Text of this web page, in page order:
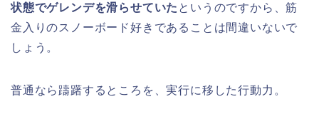
状態でゲレンデを滑らせていた というのですから、筋
金入りのスノーボード好きであることは間違いないで
しょう。
普通なら躊躇するところを、実行に移した行動力。